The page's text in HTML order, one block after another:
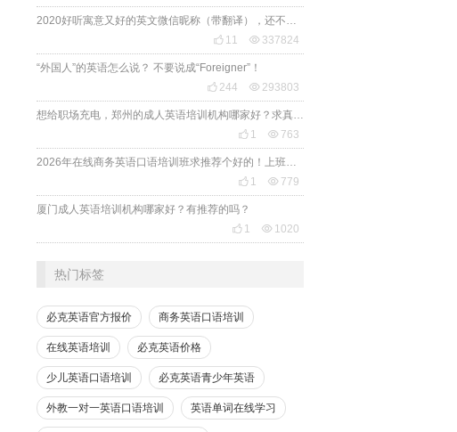
 11  337824
“外国人”的英语怎么说？ 不要说成“Foreigner”！
 244  293803
 1  763
 1  779
厦门成人英语培训机构哪家好？有推荐的吗？
 1  1020
热门标签
必克英语官方报价 商务英语口语培训
在线英语培训 必克英语价格
少儿英语口语培训 必克英语青少年英语
外教一对一英语口语培训 英语单词在线学习